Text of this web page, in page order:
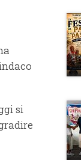
si